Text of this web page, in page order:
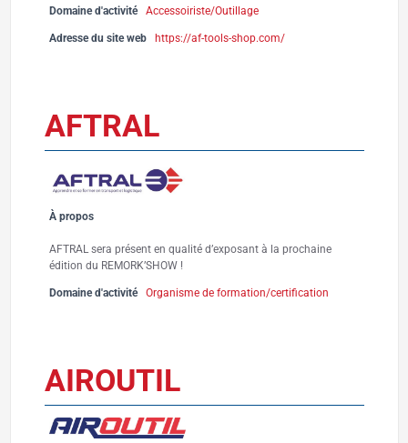
Domaine d'activité Accessoiriste/Outillage
Adresse du site web https://af-tools-shop.com/
AFTRAL
À propos
AFTRAL sera présent en qualité d’exposant à la prochaine
édition du REMORK’SHOW !
Domaine d'activité Organisme de formation/certification
AIROUTIL